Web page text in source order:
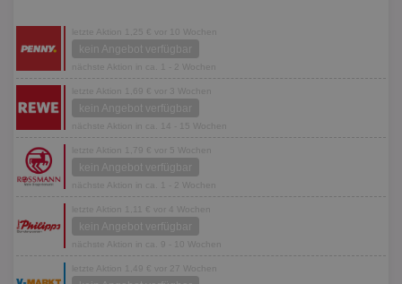
letzte Aktion 1,25 € vor 10 Wochen
kein Angebot verfügbar
nächste Aktion in ca. 1 - 2 Wochen
letzte Aktion 1,69 € vor 3 Wochen
kein Angebot verfügbar
nächste Aktion in ca. 14 - 15 Wochen
letzte Aktion 1,79 € vor 5 Wochen
kein Angebot verfügbar
nächste Aktion in ca. 1 - 2 Wochen
letzte Aktion 1,11 € vor 4 Wochen
kein Angebot verfügbar
nächste Aktion in ca. 9 - 10 Wochen
letzte Aktion 1,49 € vor 27 Wochen